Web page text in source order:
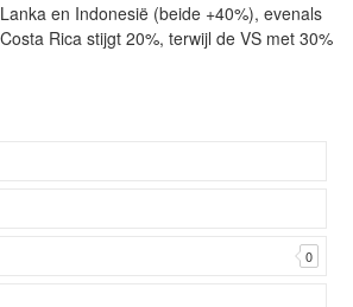
en Indonesië (beide +40%), evenals
Rica stijgt 20%, terwijl de VS met 30%
0